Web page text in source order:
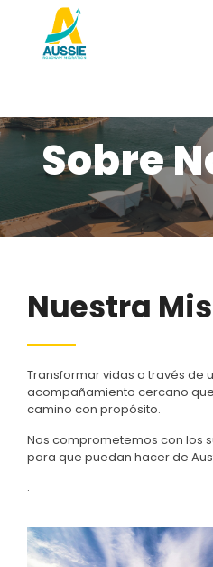
Sobre
Nuestra
Transformar vidas a través de
acompañamiento cercano
camino con propósito.
Nos comprometemos con los
para que puedan hacer de
.